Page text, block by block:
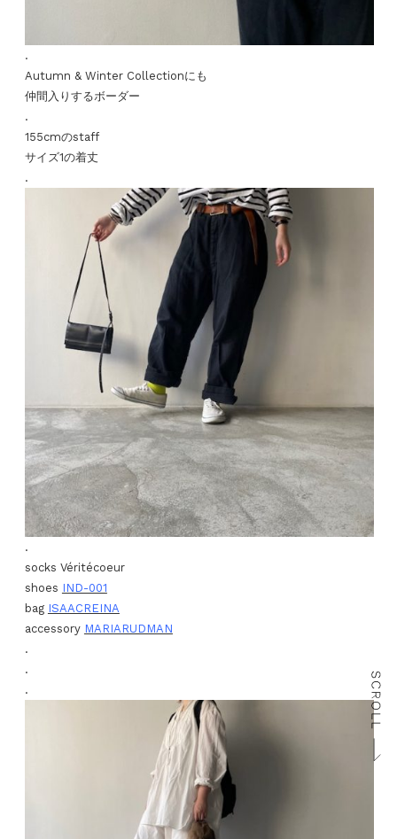
.
Autumn & Winter Collectionにも
仲間入りするボーダー
.
155cmのstaff
サイズ1の着丈
.
.
socks Véritécoeur
shoes IND-001
bag ISAACREINA
accessory MARIARUDMAN
.
.
.